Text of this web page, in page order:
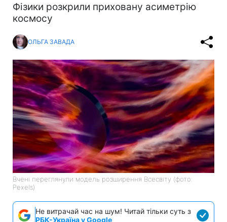
Фізики розкрили приховану асиметрію
космосу
ОЛЬГА ЗАВАДА
Вчені переглянули модель розширення Всесвіту (фото:
Pexels)
Не витрачай час на шум! Читай тільки суть з
РБК-Україна у Google